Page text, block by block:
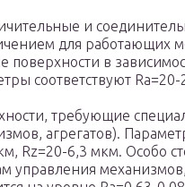
и
для работающих
поверхности в
соответствуют
требующие
агрегатов).
Rz=20-6,3 мкм. Особо
управления